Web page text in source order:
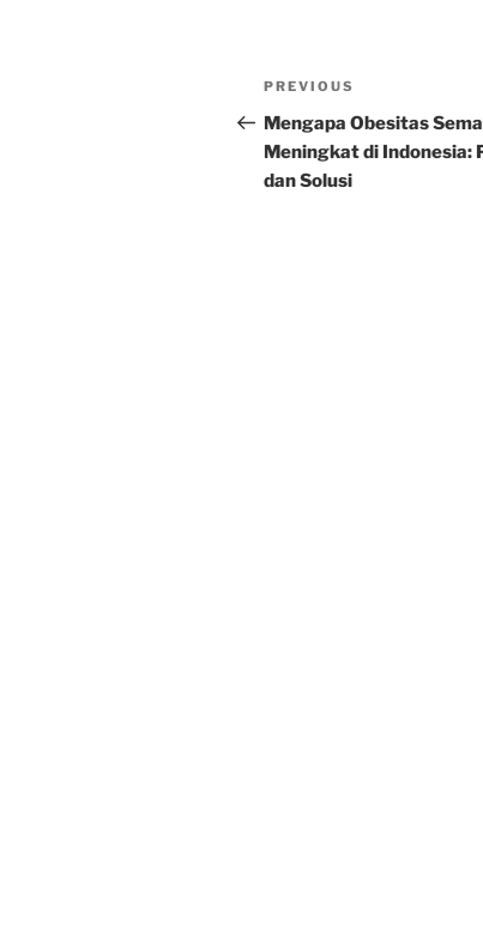
Post
navigation
Previous
Post
PREVIOUS
Mengapa Obesitas
Meningkat di Indonesia:
dan Solusi